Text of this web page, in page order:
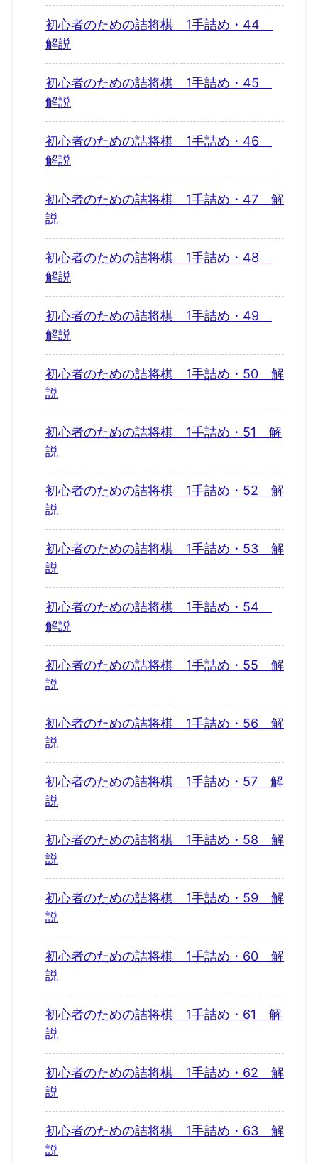
初心者のための詰将棋 1手詰め・44
解説
初心者のための詰将棋 1手詰め・45
解説
初心者のための詰将棋 1手詰め・46
解説
初心者のための詰将棋 1手詰め・47 解
説
初心者のための詰将棋 1手詰め・48
解説
初心者のための詰将棋 1手詰め・49
解説
初心者のための詰将棋 1手詰め・50 解
説
初心者のための詰将棋 1手詰め・51 解
説
初心者のための詰将棋 1手詰め・52 解
説
初心者のための詰将棋 1手詰め・53 解
説
初心者のための詰将棋 1手詰め・54
解説
初心者のための詰将棋 1手詰め・55 解
説
初心者のための詰将棋 1手詰め・56 解
説
初心者のための詰将棋 1手詰め・57 解
説
初心者のための詰将棋 1手詰め・58 解
説
初心者のための詰将棋 1手詰め・59 解
説
初心者のための詰将棋 1手詰め・60 解
説
初心者のための詰将棋 1手詰め・61 解
説
初心者のための詰将棋 1手詰め・62 解
説
初心者のための詰将棋 1手詰め・63 解
説